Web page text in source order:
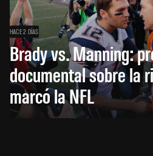
HACE 2 DÍAS
Brady vs. Manning:
documental sobre la
marcó la NFL